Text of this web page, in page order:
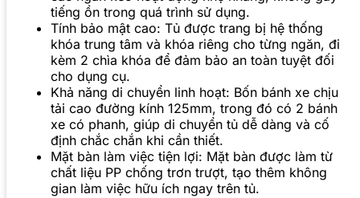
tiếng ồn trong quá trình sử dụng.
Tính bảo mật cao: Tủ được trang bị hệ thống
khóa trung tâm và khóa riêng cho từng ngăn, đi
kèm 2 chìa khóa để đảm bảo an toàn tuyệt đối
cho dụng cụ.
Khả năng di chuyển linh hoạt: Bốn bánh xe chịu
tải cao đường kính 125mm, trong đó có 2 bánh
xe có phanh, giúp di chuyển tủ dễ dàng và cố
định chắc chắn khi cần thiết.
Mặt bàn làm việc tiện lợi: Mặt bàn được làm từ
chất liệu PP chống trơn trượt, tạo thêm không
gian làm việc hữu ích ngay trên tủ.